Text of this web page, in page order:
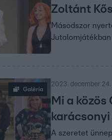
Zoltánt
Másodszor
Galéria
2023. december 24.
Mi a
A szeretet